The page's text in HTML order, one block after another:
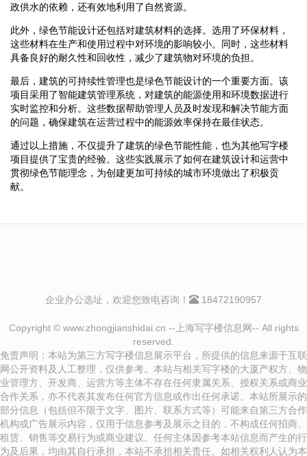
政供水的依赖，还有效地利用了自然资源。
此外，绿色节能设计还包括对建筑材料的选择。选用了环保材料，
这些材料在生产和使用过程中对环境的影响较小。同时，这些材料
具备良好的耐久性和回收性，减少了建筑物对环境的负担。
最后，建筑的可持续性管理也是绿色节能设计的一个重要方面。该
项目采用了智能建筑管理系统，对建筑的能源使用和环境数据进行
实时监控和分析。这些数据帮助管理人员及时发现和解决节能方面
的问题，确保建筑在运营过程中的能源效率保持在最佳状态。
通过以上措施，不仅提升了建筑的绿色节能性能，也为其他写字楼
项目提供了宝贵的经验。这些实践展示了如何在建筑设计和运营中
贯彻绿色节能理念，为创建更加可持续的城市环境做出了积极贡
献。
企业办公选址，欢迎您致电咨询！ 18472190957
Copyright © www.zhongjianshidai.cn --上海写字楼信息网-- All rights
reserved.
免责声明：本站为第三方写字楼信息展示平台，所提供的信息来源于互联
网公开资料及人工整理，仅供参考。本站与相关写字楼的大厦产权方、物
业管理方、开发商、运营方等主体不存在任何隶属关系、授权关系或商业
合作关系，亦不代表其发布任何官方信息或作出任何承诺。本站所展示的
部分信息（包括但不限于文字、图片、联系方式等）可能来自第三方合作
机构或广告展示内容，仅用于信息参考及展示之目的，不构成任何招商、
租赁、销售等交易行为或商业建议。任何主体因参考本站信息而产生的行
为及后果，均由其自行承担，本站不承担相关责任。如相关权利人认为本